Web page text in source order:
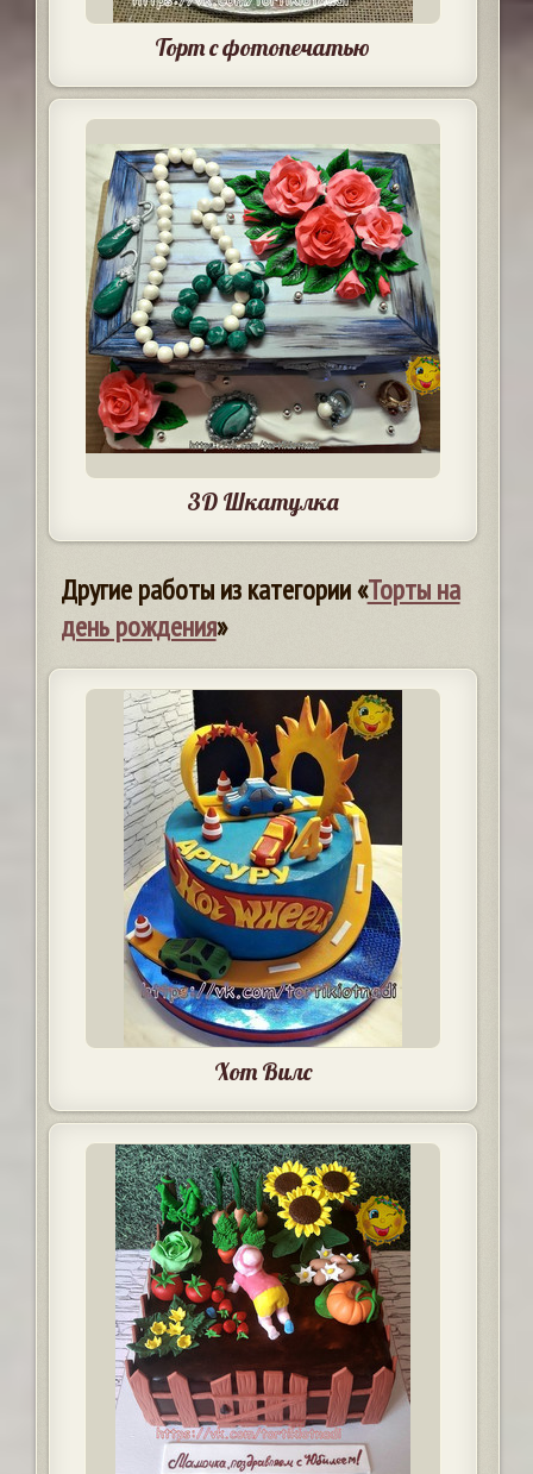
Торт с фотопечатью
3D Шкатулка
Другие работы из категории «Торты на
день рождения»
Хот Вилс